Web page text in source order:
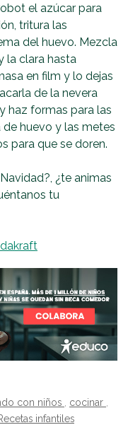
el azúcar para
tritura las
del huevo. Mezcla
la clara hasta
en film y lo dejas
de la nevera
haz formas para las
huevo y las metes
para que se doren.
¿te animas
tu
con niños cocinar
infantiles